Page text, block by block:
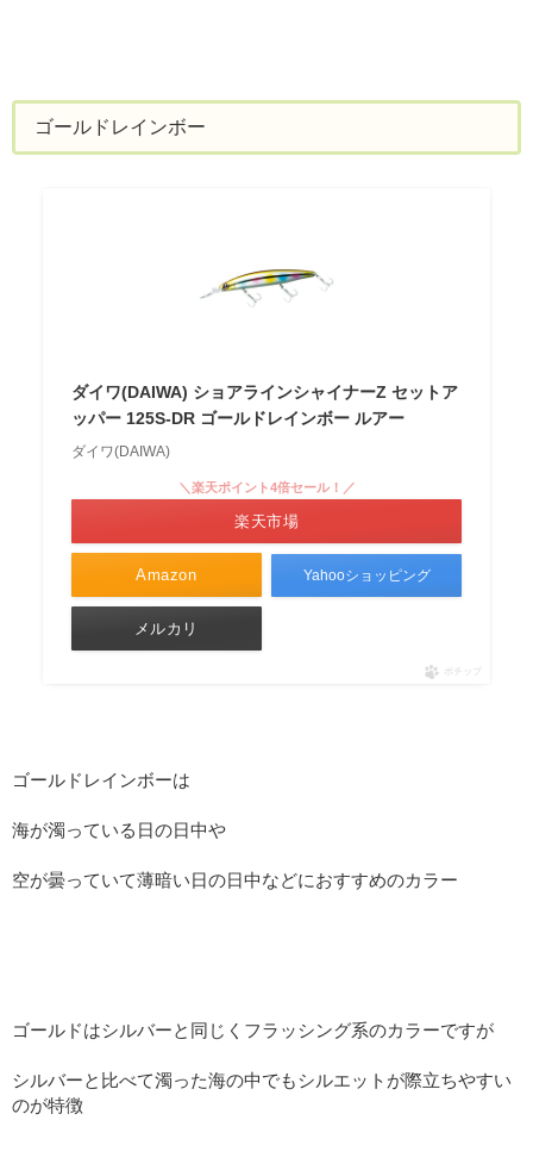
ゴールドレインボー
ダイワ(DAIWA) ショアラインシャイナーZ セットア
ッパー 125S-DR ゴールドレインボー ルアー
ダイワ(DAIWA)
Amazon
＼楽天ポイント4倍セール！／
楽天市場
Yahooショッピング
メルカリ
ポチップ
ゴールドレインボーは
海が濁っている日の日中や
空が曇っていて薄暗い日の日中などにおすすめのカラー
ゴールドはシルバーと同じくフラッシング系のカラーですが
シルバーと比べて濁った海の中でもシルエットが際立ちやすい
のが特徴